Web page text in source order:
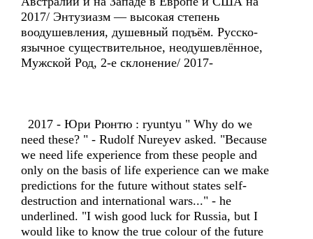
2017/ Энтузиазм — высокая степень
воодушевления, душевный подъём. Русско-
язычное существительное, неодушевлённое,
Мужской Род, 2-е склонение/ 2017-
2017 - Юри Рюнтю : ryuntyu " Why do we
need these? " - Rudolf Nureyev asked. "Because
we need life experience from these people and
only on the basis of life experience can we make
predictions for the future without states self-
destruction and international wars..." - he
underlined. "I wish good luck for Russia, but I
would like to know the true colour of the future